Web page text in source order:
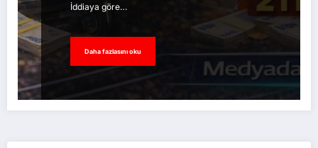
İddiaya göre…
Daha fazlasını oku